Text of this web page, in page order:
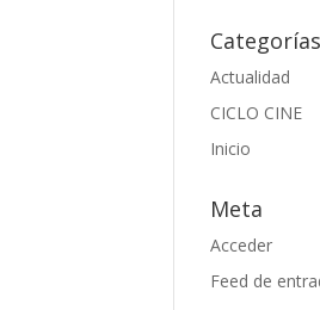
Categorías
Actualidad
CICLO CINE
Inicio
Meta
Acceder
Feed de